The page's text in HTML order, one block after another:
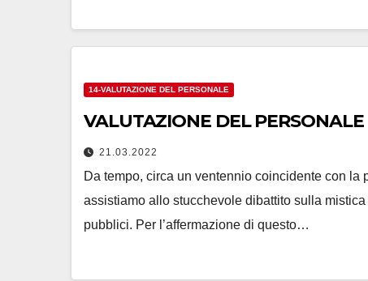
14-VALUTAZIONE DEL PERSONALE
VALUTAZIONE DEL PERSONALE
21.03.2022
Da tempo, circa un ventennio coincidente con
assistiamo allo stucchevole dibattito sulla
pubblici. Per l’affermazione di questo…